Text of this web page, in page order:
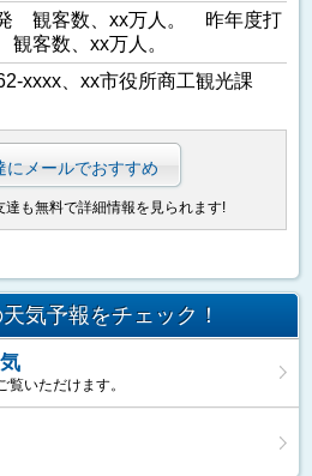
観客数、xx万人。 昨年度打
客数、xx万人。
xxxx、xx市役所商工観光課
にメールでおすすめ
達も無料で詳細情報を見られます!
気予報をチェック！
いただけます。